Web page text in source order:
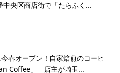
中央区商店街で「たらふく...
春オープン！自家焙煎のコーヒ
Coffee」 店主が埼玉...